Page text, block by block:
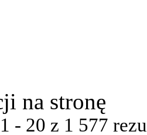
na stronę
- 20 z 1 577